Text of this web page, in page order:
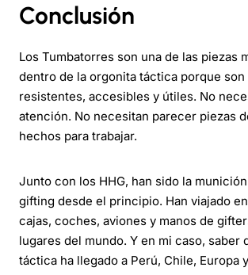
Conclusión
Los Tumbatorres son una de las piezas
dentro de la orgonita táctica porque son
resistentes, accesibles y útiles. No
atención. No necesitan parecer piezas
hechos para trabajar.
Junto con los HHG, han sido la
gifting desde el principio. Han viajado
cajas, coches, aviones y manos de
lugares del mundo. Y en mi caso, saber
táctica ha llegado a Perú, Chile, Europa